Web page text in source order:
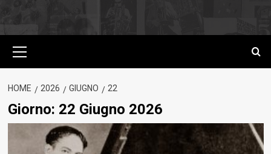
principale
HOME 2026 GIUGNO 22
Giorno: 22 Giugno 2026